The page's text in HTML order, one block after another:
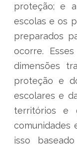
proteção; e
escolas e os
preparados
ocorre.
dimensões
proteção e
escolares e
territórios e
comunidades
isso